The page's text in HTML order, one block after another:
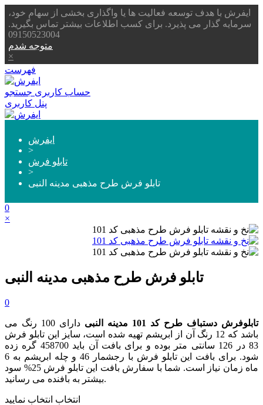
ایفرش با هدف توسعه فعالیت ها یا واگذاری بخشی از سهام خود،
سرمایه گذار می پذیرد. برای کسب اطلاعات بیشتر تماس بگیرید.
09150523004
متوجه شدم
×
فهرست
حساب کاربری جستجو
پنل کاربری
ایفرش
>
تابلو فرش
>
تابلو فرش طرح مذهبی مدینه النبی
0
×
تابلو فرش طرح مذهبی مدینه النبی
0
تابلوفرش دستباف طرح کد 101 مدینه النبی
دارای 100 رنگ می
باشد که 12 رنگ آن از ابریشم تهیه شده است، سایز این تابلو فرش
83 در 126 سانتی متر بوده و برای بافت آن باید 458700 گره زده
شود. برای بافت این تابلو فرش با رجشمار 46 و چله ابریشم به 6
ماه زمان نیاز است. شما با سفارش بافت این تابلو فرش 25% سود
بیشتر به بافنده می رسانید.
انتخاب انتخاب نمایید